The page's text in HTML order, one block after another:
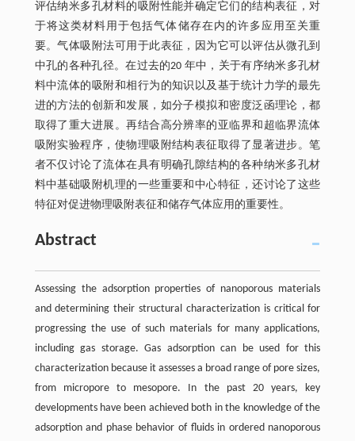
评估纳米多孔材料的吸附性能并确定它们的结构表征，对
于将这类材料用于包括气体储存在内的许多应用至关重
要。气体吸附法可用于此表征，因为它可以评估从微孔到
中孔的各种孔径。在过去的20 年中，关于有序纳米多孔材
料中流体的吸附和相行为的知识以及基于统计力学的最先
进的方法的创新和发展，如分子模拟和密度泛函理论，都
取得了重大进展。再结合高分辨率的亚临界和超临界流体
吸附实验程序，使物理吸附结构表征取得了显著进步。笔
者不仅讨论了流体在具有明确孔隙结构的各种纳米多孔材
料中基础吸附机理的一些重要和中心特征，还讨论了这些
特征对促进物理吸附表征和储存气体应用的重要性。
Abstract
Assessing the adsorption properties of nanoporous materials
and determining their structural characterization is critical for
progressing the use of such materials for many applications,
including gas storage. Gas adsorption can be used for this
characterization because it assesses a broad range of pore sizes,
from micropore to mesopore. In the past 20 years, key
developments have been achieved both in the knowledge of the
adsorption and phase behavior of fluids in ordered nanoporous